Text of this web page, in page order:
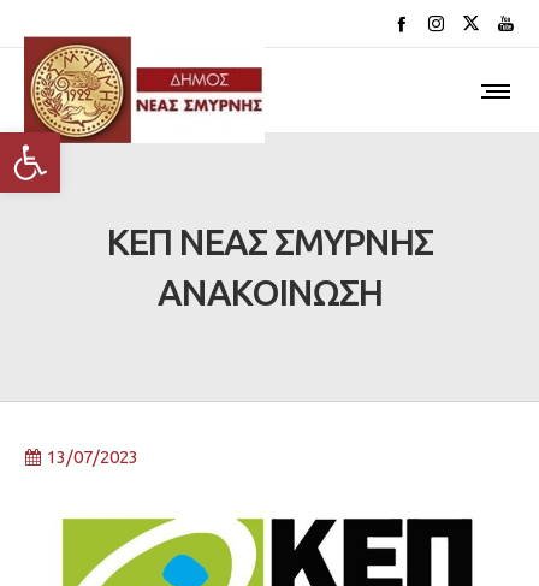
Ανοίξτε τη γραμμή εργαλείων
ΚΕΠ ΝΕΑΣ ΣΜΥΡΝΗΣ
ΑΝΑΚΟΙΝΩΣΗ
13/07/2023